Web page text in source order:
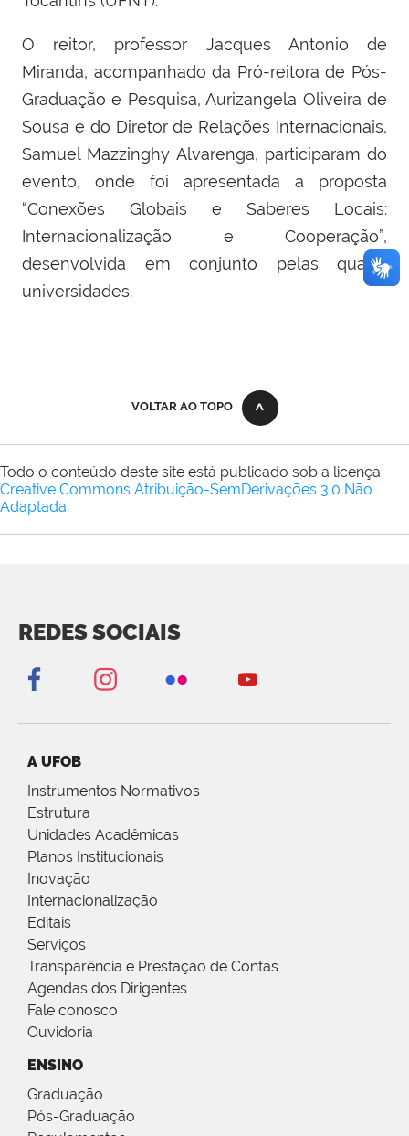
O reitor, professor Jacques Antonio de
Miranda, acompanhado da Pró-reitora de Pós-
Graduação e Pesquisa, Aurizangela Oliveira de
Sousa e do Diretor de Relações Internacionais,
Samuel Mazzinghy Alvarenga, participaram do
evento, onde foi apresentada a proposta
“Conexões Globais e Saberes Locais:
Internacionalização e Cooperação”,
desenvolvida em conjunto pelas quatro
universidades.
VOLTAR AO TOPO
Todo o conteúdo deste site está publicado sob a licença
Creative Commons Atribuição-SemDerivações 3.0 Não
Adaptada.
REDES SOCIAIS
A UFOB
Instrumentos Normativos
Estrutura
Unidades Acadêmicas
Planos Institucionais
Inovação
Internacionalização
Editais
Serviços
Transparência e Prestação de Contas
Agendas dos Dirigentes
Fale conosco
Ouvidoria
ENSINO
Graduação
Pós-Graduação